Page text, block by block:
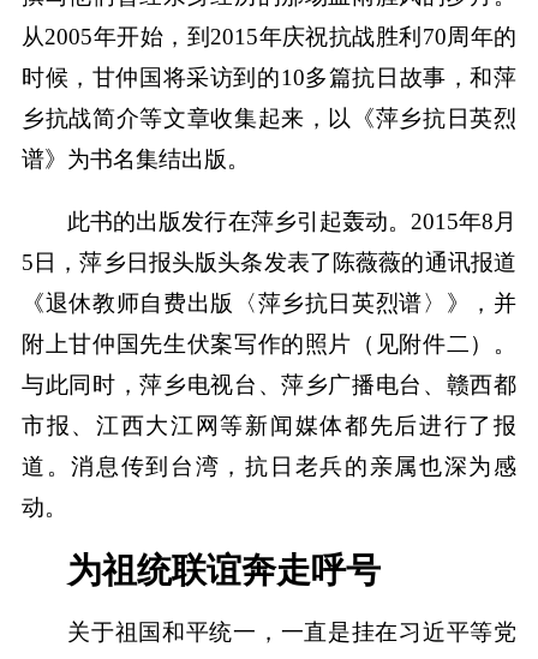
从2005年开始，到2015年庆祝抗战胜利70周年的
时候，甘仲国将采访到的10多篇抗日故事，和萍
乡抗战简介等文章收集起来，以《萍乡抗日英烈
谱》为书名集结出版。
此书的出版发行在萍乡引起轰动。2015年8月
5日，萍乡日报头版头条发表了陈薇薇的通讯报道
《退休教师自费出版〈萍乡抗日英烈谱〉》，并
附上甘仲国先生伏案写作的照片（见附件二）。
与此同时，萍乡电视台、萍乡广播电台、赣西都
市报、江西大江网等新闻媒体都先后进行了报
道。消息传到台湾，抗日老兵的亲属也深为感
动。
为祖统联谊奔走呼号
关于祖国和平统一，一直是挂在习近平等党